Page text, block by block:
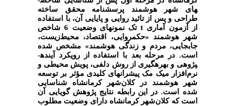
های شهر هوشمند پرسشنامه محقق ساخته
طراحی و پس از تائید روایی و پایایی آن، با استفاده
از آزمون آماری t
تک نمونه­ای وضعیت 6 شاخص
شهر هوشمند «حکمروایی، اقتصاد، محیط‌زیست،
جابجایی، مردم و زندگی هوشمند» مشخص شده
است. در مرحله بعد با استفاده از رویکرد آینده­
پژوهی و بهره­گیری از روش دلفی، پویش محیطی و
نرم‌افزار میک مک پیشران­های کلیدی مؤثر بر توسعه
شهر هوشمند در کلان‌شهر کرمانشاه شناسایی
شده است. در این رابطه نتایج پژوهش گویایی آن
است که کلان‌شهر کرمانشاه دارای وضعیت مطلوب